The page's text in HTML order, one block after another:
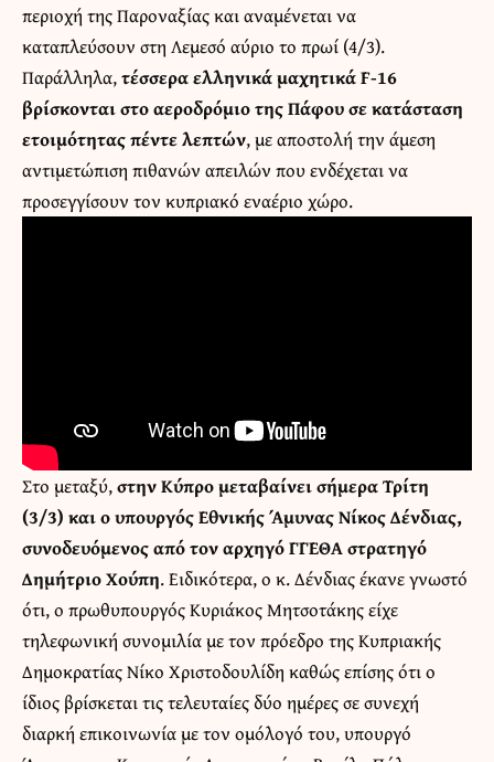
περιοχή της Παροναξίας και αναμένεται να
καταπλεύσουν στη Λεμεσό αύριο το πρωί (4/3).
Παράλληλα,τέσσερα ελληνικά μαχητικά F‑16
βρίσκονται στο αεροδρόμιο της Πάφου σε κατάσταση
ετοιμότητας πέντε λεπτών, με αποστολή την άμεση
αντιμετώπιση πιθανών απειλών που ενδέχεται να
προσεγγίσουν τον κυπριακό εναέριο χώρο.
Στο μεταξύ,στην Κύπρο μεταβαίνει σήμερα Τρίτη
(3/3) και ο υπουργός Εθνικής Άμυνας Νίκος Δένδιας,
συνοδευόμενος από τον αρχηγό ΓΓΕΘΑ στρατηγό
Δημήτριο Χούπη. Ειδικότερα, ο κ. Δένδιας έκανε γνωστό
ότι, ο πρωθυπουργός Κυριάκος Μητσοτάκης είχε
τηλεφωνική συνομιλία με τον πρόεδρο της Κυπριακής
Δημοκρατίας Νίκο Χριστοδουλίδη καθώς επίσης ότι ο
ίδιος βρίσκεται τις τελευταίες δύο ημέρες σε συνεχή
διαρκή επικοινωνία με τον ομόλογό του, υπουργό